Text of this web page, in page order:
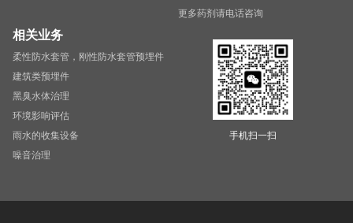
更多药剂请电话咨询
相关业务
柔性防水套管，刚性防水套管预埋件
建筑类预埋件
黑臭水体治理
环境影响评估
雨水的收集设备
噪音治理
手机扫一扫